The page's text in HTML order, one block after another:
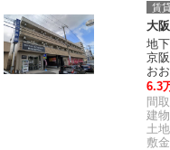
賃
大
地
京
お
6.3
間
建
土
敷